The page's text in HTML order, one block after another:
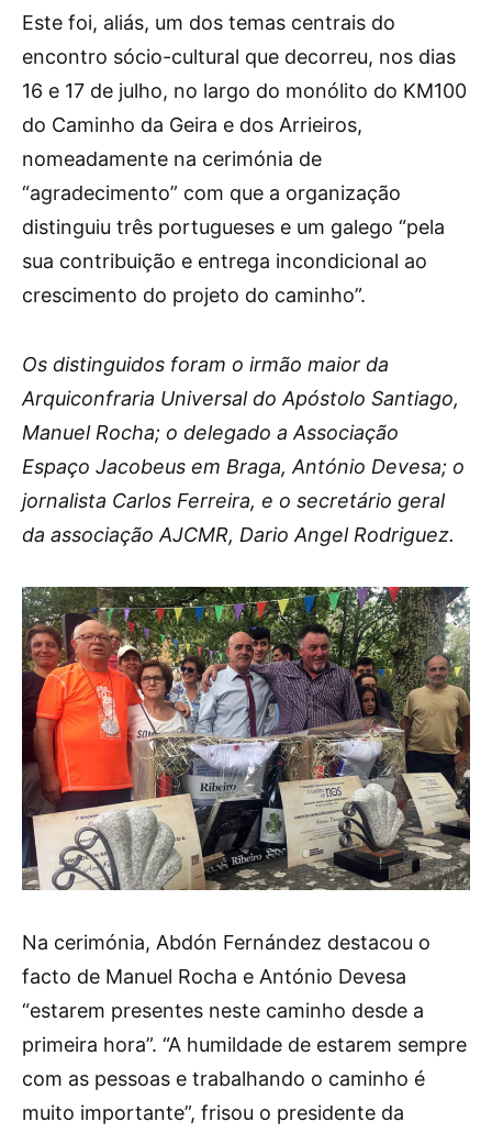
Este foi, aliás, um dos temas centrais do
encontro sócio-cultural que decorreu, nos dias
16 e 17 de julho, no largo do monólito do KM100
do Caminho da Geira e dos Arrieiros,
nomeadamente na cerimónia de
“agradecimento” com que a organização
distinguiu três portugueses e um galego “pela
sua contribuição e entrega incondicional ao
crescimento do projeto do caminho”.
Os distinguidos foram o irmão maior da
Arquiconfraria Universal do Apóstolo Santiago,
Manuel Rocha; o delegado a Associação
Espaço Jacobeus em Braga, António Devesa; o
jornalista Carlos Ferreira, e o secretário geral
da associação AJCMR, Dario Angel Rodriguez.
Na cerimónia, Abdón Fernández destacou o
facto de Manuel Rocha e António Devesa
“estarem presentes neste caminho desde a
primeira hora”. “A humildade de estarem sempre
com as pessoas e trabalhando o caminho é
muito importante”, frisou o presidente da